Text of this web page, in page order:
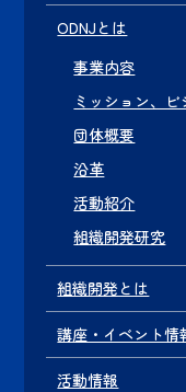
ODNJとは
事業内容
ミッション、
団体概要
沿革
活動紹介
組織開発研究
組織開発とは
講座・イベント情
活動情報